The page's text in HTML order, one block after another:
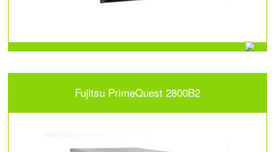
Fujitsu PrimeQuest 2800B2